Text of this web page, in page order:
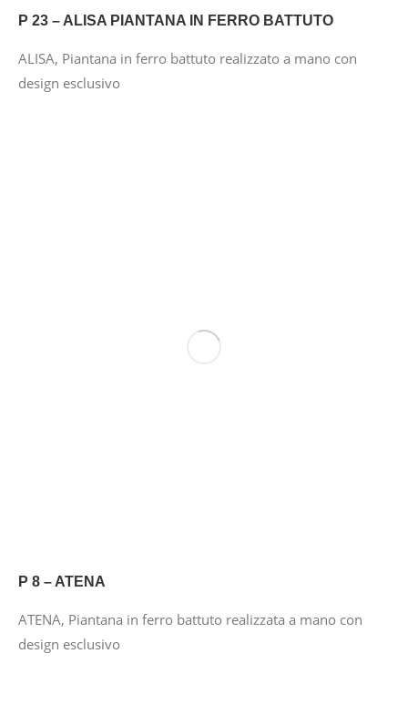
P 23 – ALISA PIANTANA IN FERRO BATTUTO
ALISA, Piantana in ferro battuto realizzato a mano con
design esclusivo
P 8 – ATENA
ATENA, Piantana in ferro battuto realizzata a mano con
design esclusivo